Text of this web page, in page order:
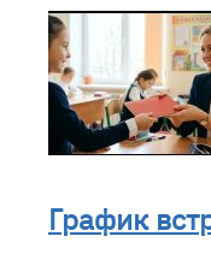
График